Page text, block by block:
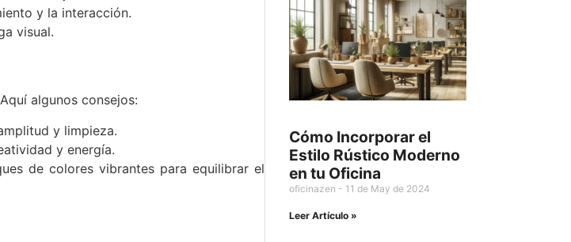
y la interacción.
visual.
algunos consejos:
y limpieza.
y energía.
de colores vibrantes para equilibrar el
Cómo Incorporar el
Estilo Rústico Moderno
en tu Oficina
oficinazen 11 de May de 2024
Leer Artículo »